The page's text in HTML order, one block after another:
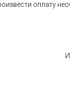
оплату